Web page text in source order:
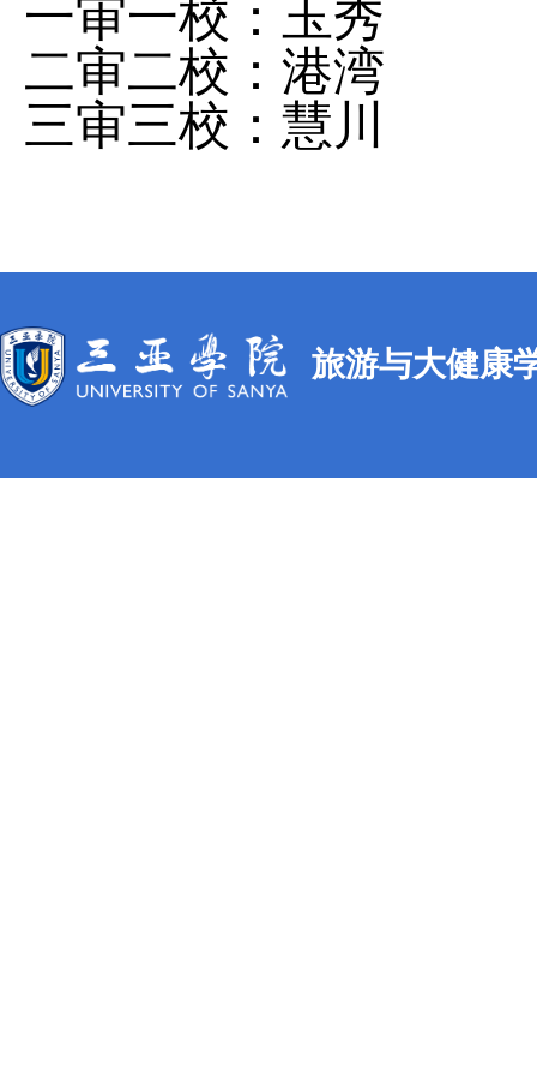
一审一校：玉秀
二审二校：港湾
三审三校：慧川
旅游与大健康